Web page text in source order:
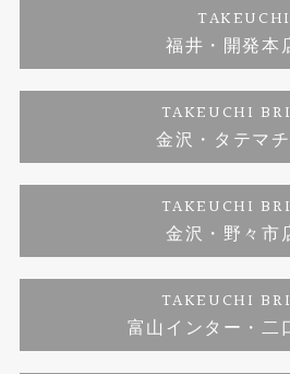
婚約ネックレス
富山指輪工房｜手作りペアリング
富山指輪工房｜手作り結婚指輪 and 婚
富山指輪工房｜手作り婚約指輪プロポ
お問い合わせ
プライバシーポリシー
TAKEUCHI
福井・開発本
TAKEUCHI
金沢・タテマ
TAKEUCHI
金沢・野々市
TAKEUCHI
富山インター・二